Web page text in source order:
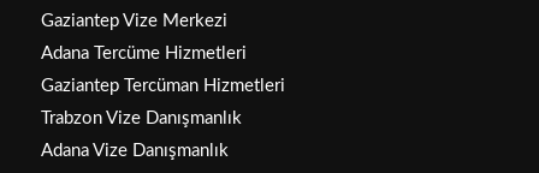
Gaziantep Vize Merkezi
Adana Tercüme Hizmetleri
Gaziantep Tercüman Hizmetleri
Trabzon Vize Danışmanlık
Adana Vize Danışmanlık